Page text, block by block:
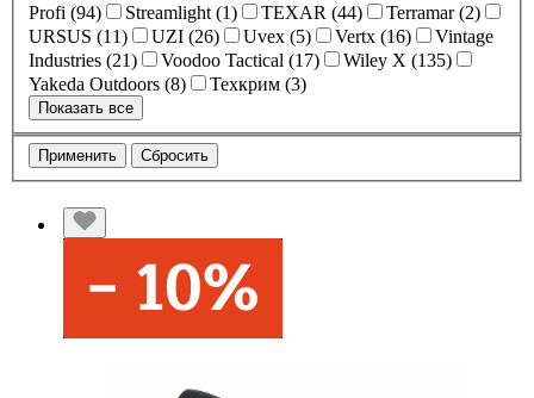
Profi (94)
Streamlight (1) TEXAR (44)
Terramar (2)
URSUS (11)
UZI (26) Uvex (5) Vertx (16)
Vintage
Industries (21)
Voodoo Tactical (17)
Wiley X (135)
Yakeda Outdoors (8)
Техкрим (3)
Показать все
Применить Сбросить